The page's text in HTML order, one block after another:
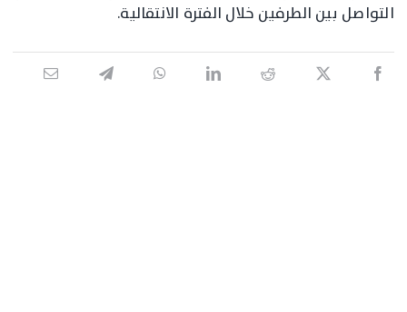
التواصل بين الطرفين خلال الفترة الانتقالية.